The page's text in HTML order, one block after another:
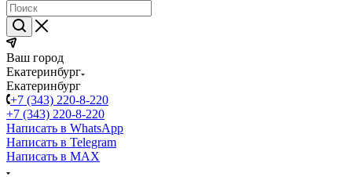
Ваш город
Екатеринбург
Екатеринбург
+7 (343) 220-8-220
+7 (343) 220-8-220
Написать в WhatsApp
Написать в Telegram
Написать в MAX